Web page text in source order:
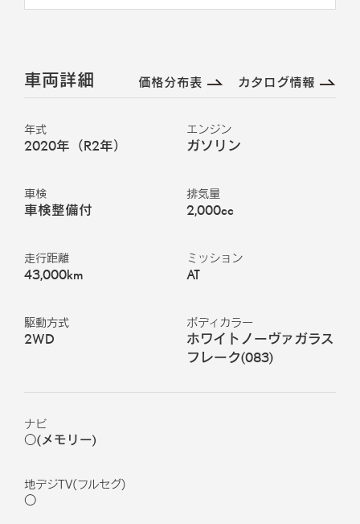
車両詳細 価格分布表 カタログ情報
年式
2020年（R2年）
エンジン
ガソリン
車検
車検整備付
排気量
2,000cc
走行距離
43,000km
ミッション
AT
駆動方式
2WD
ボディカラー
ホワイトノーヴァガラス
フレーク(083)
ナビ
○(メモリー)
地デジTV(フルセグ)
○